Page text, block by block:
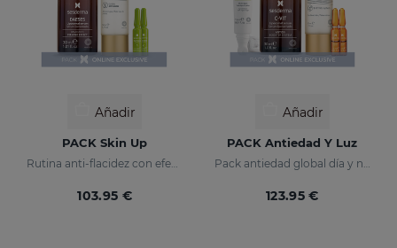
Añadir
PACK Skin Up
Rutina anti-flacidez con efecto tensor inmediato
103.95 €
Añadir
PACK Antiedad Y Luz
Pack antiedad global día y noche
123.95 €